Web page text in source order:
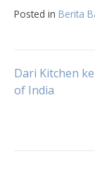
Posted in Berita
Post
Dari Kitchen
of India